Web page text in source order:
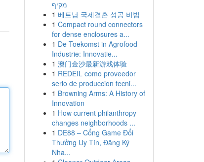
מקיף
1 베트남 국제결혼 성공 비법
1 Compact round connectors
for dense enclosures a...
1 De Toekomst in Agrofood
Industrie: Innovatie...
1 澳门金沙最新游戏体验
1 REDEIL como proveedor
serio de produccion tecni...
1 Browning Arms: A History of
Innovation
1 How current philanthropy
changes neighborhoods ...
1 DE88 – Cổng Game Đổi
Thưởng Uy Tín, Đăng Ký
Nha...